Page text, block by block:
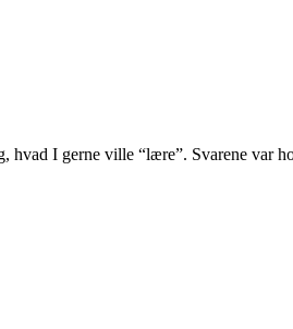
I gerne ville “lære”. Svarene var